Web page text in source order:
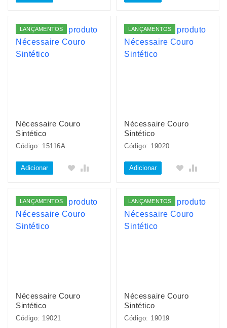
LANÇAMENTOS
Nécessaire Couro
Sintético
Código: 15116A
Adicionar
LANÇAMENTOS
Nécessaire Couro
Sintético
Código: 19020
Adicionar
LANÇAMENTOS
Nécessaire Couro
Sintético
Código: 19021
LANÇAMENTOS
Nécessaire Couro
Sintético
Código: 19019